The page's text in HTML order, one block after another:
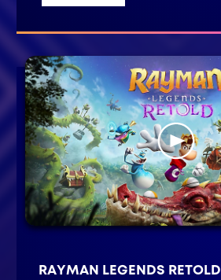
RAYMAN LEGENDS RETOLD